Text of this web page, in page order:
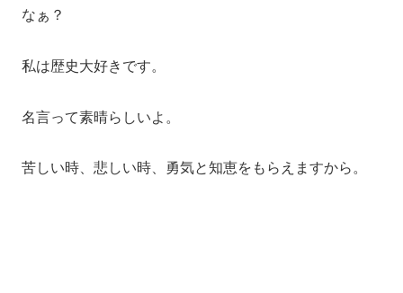
なぁ？
私は歴史大好きです。
名言って素晴らしいよ。
苦しい時、悲しい時、勇気と知恵をもらえますから。